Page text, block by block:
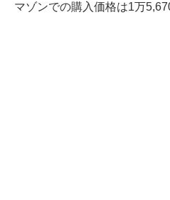
マゾンでの購入価格は1万